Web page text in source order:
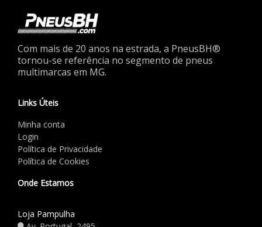
Com mais de 20 anos na estrada, a PneusBH®
tornou-se referência no segmento de pneus
multimarcas em MG.
Links Úteis
Minha conta
Login
Política de Privacidade
Política de Cookies
Onde Estamos
Loja Pampulha